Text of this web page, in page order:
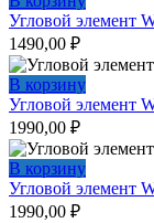
Угловой элемент
1490,00 ₽
В корзину
Угловой элемент
1990,00 ₽
В корзину
Угловой элемент
1990,00 ₽